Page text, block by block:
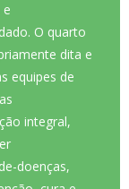
O quarto
dita e
equipes de
integral,
doenças,